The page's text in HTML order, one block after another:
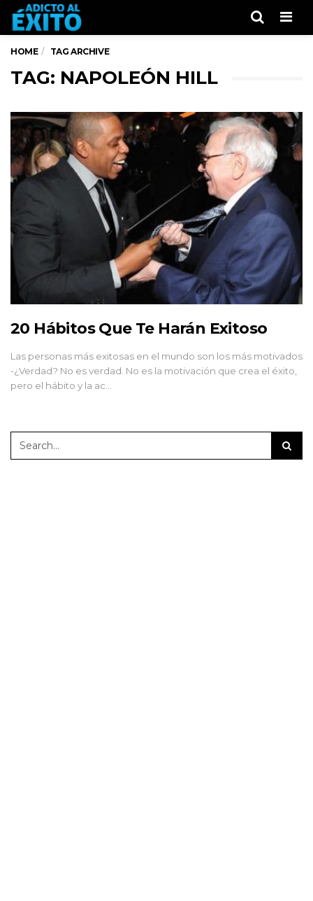
HOME TAG ARCHIVE
TAG: NAPOLEÓN HILL
20 Hábitos Que Te Harán Exitoso
Las personas más exitosas en el mundo son los más motivados
-¿Verdad? No es verdad. No es la motivación que crea el éxito,
pero el hábito y la ac…